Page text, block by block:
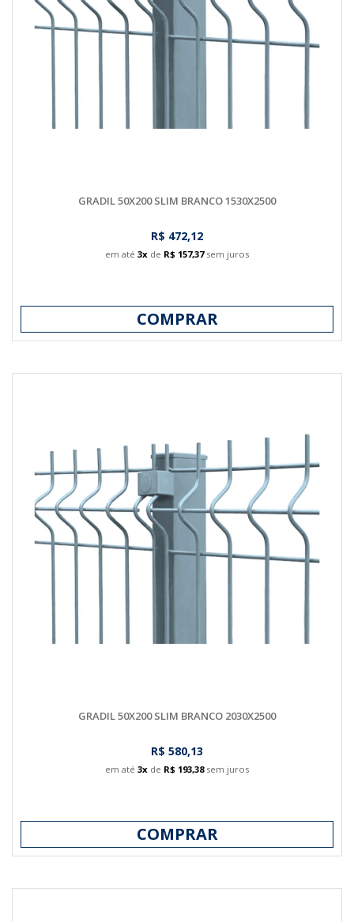
GRADIL 50X200 SLIM BRANCO 1530X2500
R$ 472,12
em até 3x de R$ 157,37sem juros
COMPRAR
GRADIL 50X200 SLIM BRANCO 2030X2500
R$ 580,13
em até 3x de R$ 193,38sem juros
COMPRAR